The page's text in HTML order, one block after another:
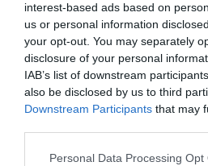
interest-based ads based on
us or personal information
your opt-out. You may separately
disclosure of your personal
IAB’s list of downstream
also be disclosed by us to third
Downstream Participants that may
Please note that this website/app
Personal Data Processing Opt
HASZNÁLT MOBILTELEFONOKAT
2022. október 05 |Eger ügye
Környezettudatos intézményként
mobiltelefon gyűjtő kampányukat a
Afrikáért Alapítvány és a Védegylet
Tesó!” progra...
SZERINT ÉS A TIKTOK IS ELŐKERÜLT